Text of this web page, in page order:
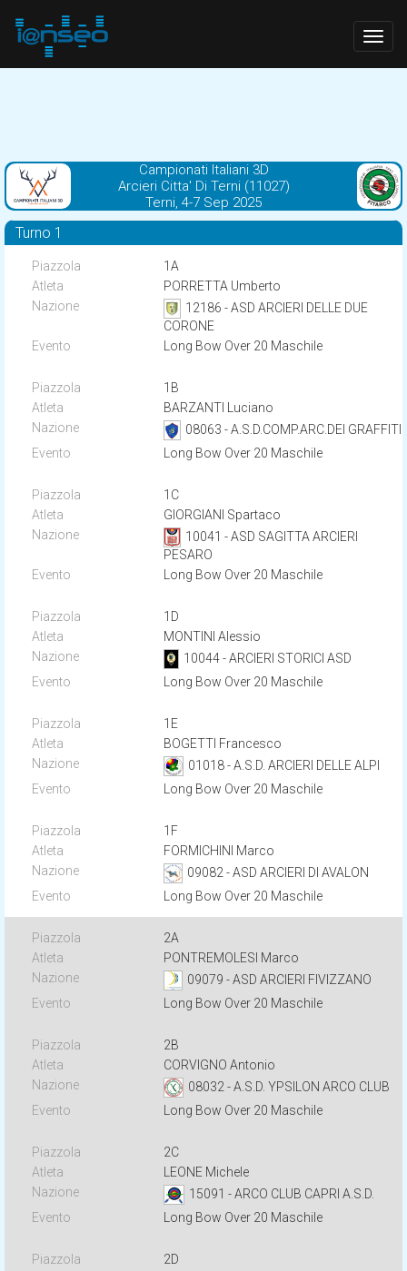
Campionati Italiani 3D
Arcieri Citta' Di Terni (11027)
Terni, 4-7 Sep 2025
Turno 1
1A
PORRETTA Umberto
12186 - ASD ARCIERI DELLE DUE
CORONE
Long Bow Over 20 Maschile
1B
BARZANTI Luciano
08063 - A.S.D.COMP.ARC.DEI GRAFFITI
Long Bow Over 20 Maschile
1C
GIORGIANI Spartaco
10041 - ASD SAGITTA ARCIERI
PESARO
Long Bow Over 20 Maschile
1D
MONTINI Alessio
10044 - ARCIERI STORICI ASD
Long Bow Over 20 Maschile
1E
BOGETTI Francesco
01018 - A.S.D. ARCIERI DELLE ALPI
Long Bow Over 20 Maschile
1F
FORMICHINI Marco
09082 - ASD ARCIERI DI AVALON
Long Bow Over 20 Maschile
2A
PONTREMOLESI Marco
09079 - ASD ARCIERI FIVIZZANO
Long Bow Over 20 Maschile
2B
CORVIGNO Antonio
08032 - A.S.D. YPSILON ARCO CLUB
Long Bow Over 20 Maschile
2C
LEONE Michele
15091 - ARCO CLUB CAPRI A.S.D.
Long Bow Over 20 Maschile
2D